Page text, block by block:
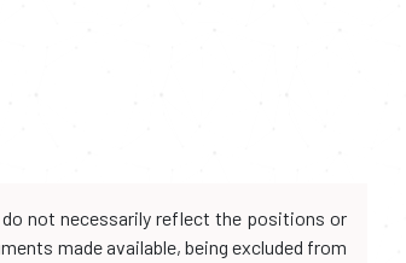
not necessarily reflect the positions or
made available, being excluded from